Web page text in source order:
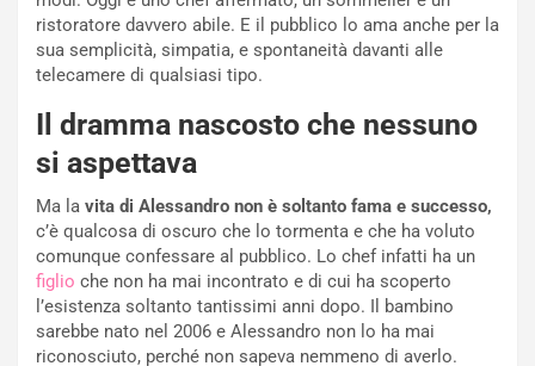
ristoratore davvero abile. E il pubblico lo ama anche per la
sua semplicità, simpatia, e spontaneità davanti alle
telecamere di qualsiasi tipo.
Il dramma nascosto che nessuno
si aspettava
Ma la vita di Alessandro non è soltanto fama e successo,
c’è qualcosa di oscuro che lo tormenta e che ha voluto
comunque confessare al pubblico. Lo chef infatti ha un
figlio che non ha mai incontrato e di cui ha scoperto
l’esistenza soltanto tantissimi anni dopo. Il bambino
sarebbe nato nel 2006 e Alessandro non lo ha mai
riconosciuto, perché non sapeva nemmeno di averlo.